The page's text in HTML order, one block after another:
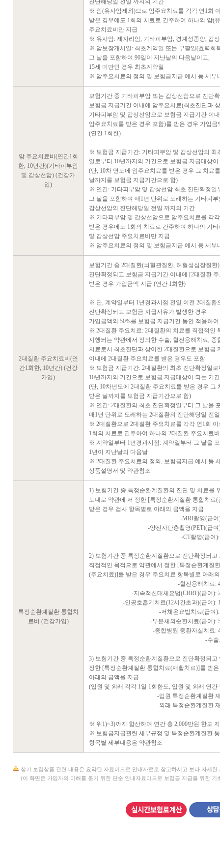
진단해당일 전일 까지의 기간
※ 암(유사암제외)으로 암주요치료를 각각 연1회
받은 경우에도 1회의 치료로 간주하여 하나의 암(
주요치료비만 지급
※ 유사암: 제자리암, 기타피부암, 경계성종양, 갑
※ 암보장개시일: 최초계약일 또는 부활일(효력회
그 날을 포함하여 90일이 지난날의 다음날이고,
15세 미만인 경우 최초계약일
※ 암주요치료의 정의 및 보험금지급 예시 등 세부
암 주요치료비(연간1회
한, 10년간)(기타피부암
및 갑상선암) (건강가
입)
보험기간 중 기타피부암 또는 갑상선암으로 진단
보험금 지급기간 이내에 암주요치료(최초진단과
기타피부암 및 갑상선암으로 보험금 지급기간 이
암주요치료를 받은 경우 포함)를 받은 경우 가입금
(연간 1회한)
※ 보험금 지급기간: 기타피부암 및 갑상선암의 최
일로부터 10년까지의 기간으로 보험금 지급대상이
(단, 10차 연도에 암주요치료를 받은 경우 그 치료
날까지를 보험금 지급기간으로 함)
※ 연간: 기타피부암 및 갑상선암 최초 진단확정일
그 날을 포함하여 매1년 단위로 도래하는 기타피부
갑상선암의 진단해당일 전일 까지의 기간
※ 기타피부암 및 갑상선암으로 암주요치료를 각
받은 경우에도 1회의 치료로 간주하여 하나의 기타
및 갑상선암 주요치료비만 지급
※ 암주요치료의 정의 및 보험금지급 예시 등 세부
2대질환 주요치료비(연
간1회한, 10년간) (건강
가입)
보험기간 중 2대질환(뇌혈관질환, 허혈성심장질환
진단확정되고 보험금 지급기간 이내에 [2대질환
받은 경우 가입금액 지급 (연간 1회한)
※ 단, 계약일부터 1년경과시점 전일 이전 2대질환
진단확정되고 보험금 지급사유가 발생한 경우
가입금액의 50%를 보험금 지급기간 동안 적용하
※ 2대질환 주요치료: 2대질환의 치료를 직접적인
시행되는 약관에서 정의한 수술, 혈전용해치료, 종
치료로서 최초진단과 상이한 2대질환으로 보험금
이내에 2대질환 주요치료를 받은 경우도 포함
※ 보험금 지급기간: 2대질환의 최초 진단확정일로
10년까지의 기간으로 보험금 지급대상이 되는 기간
(단, 10차년도에 2대질환 주요치료를 받은 경우 그
받은 날까지를 보험금 지급기간으로 함)
※ 연간: 2대질환의 최초 진단확정일부터 그 날을
매1년 단위로 도래하는 2대질환의 진단해당일 전
※ 2대질환으로 2대질환 주요치료를 각각 연1회 이
1회의 치료로 간주하여 하나의 2대질환 주요치료
※ 계약일부터 1년경과시점: 계약일부터 그 날을
1년이 지난날의 다음날
※ 2대질환 주요치료의 정의, 보험금지급 예시 등
상품설명서 및 약관참조
특정순환계질환 통합치
료비 (건강가입)
1) 보험기간 중 특정순환계질환의 진단 및 치료를
토대로 약관에 서 정한 [특정순환계질환 통합치료(
받은 경우 검사 항목별로 아래의 금액을 지급
-MRI촬영(급여
-양전자단층촬영(PET)(급
-CT촬영(급여
2) 보험기간 중 특정순환계질환으로 진단확정되고
직접적인 목적으로 약관에서 정한 [특정순환계질
(주요치료)]를 받은 경우 주요치료 항목별로 아래
-혈전용해치료:
-지속적신대체요법(CRRT)(급여):
-인공호흡기치료(12시간초과)(급여):
-저체온요법치료(급여
-부분체외순환치료(급여):
-종합병원 중환자실치료:
-수술
3) 보험기간 중 특정순환계질환으로 진단확정되고
정한 [특정순환계질환 통합치료(재활치료)]를 받은
아래의 금액을 지급
(입원 및 외래 각각 1일 1회한도, 입원 및 외래 연간
-입원 특정순환계질환
-외래 특정순환계질환
※ 위1)~3)까지 합산하여 연간 총 2,000만원 한도
※ 보험금지급관련 세부규정 및 특정순환계질환
항목별 세부내용은 약관참조
상기 보험상품 관련 내용은 요약된 자료이므로 안내자료로 참고하시고 보다 자세
(이 화면은 가입자의 이해를 돕기 위한 단순 안내자료이므로 보험금 지급을 위한 기